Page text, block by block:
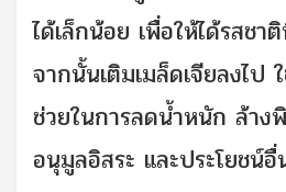
ได้เล็กน้อย เพื่อให้ได้รสช
จากนั้นเติมเมล็ดเจียลงไป
ช่วยในการลดน้ำหนัก ล้าง
อนุมูลอิสระ และประโยชน์